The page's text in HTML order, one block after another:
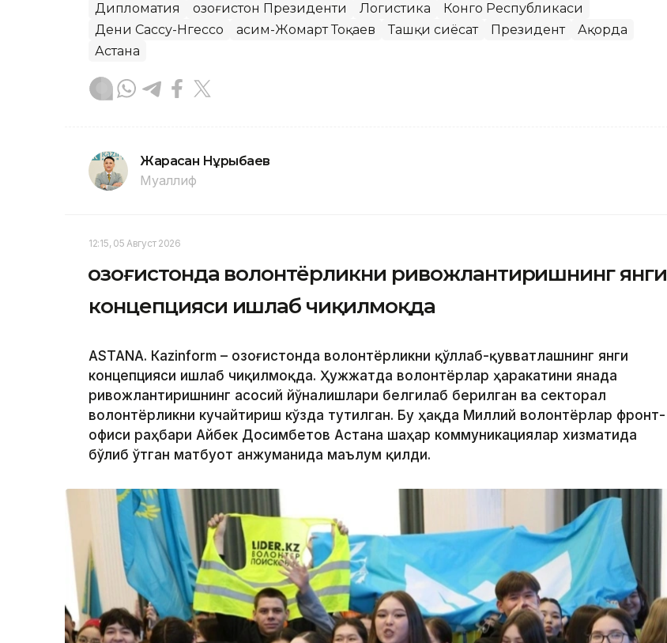
Дипломатия Қозоғистон Президенти Логистика
Конго Республикаси
Дени Сассу-Нгессо
Қасим-Жомарт Тоқаев Ташқи сиёсат Президент
Ақорда
Астана
Жарасқан Нұрыбаев
Муаллиф
12:15, 05 Август 2026
Қозоғистонда волонтёрликни ривожлантиришнинг янги
концепцияси ишлаб чиқилмоқда
ASTANА. Кazinform – Қозоғистонда волонтёрликни қўллаб-қувватлашнинг янги
концепцияси ишлаб чиқилмоқда. Ҳужжатда волонтёрлар ҳаракатини янада
ривожлантиришнинг асосий йўналишлари белгилаб берилган ва секторал
волонтёрликни кучайтириш кўзда тутилган. Бу ҳақда Миллий волонтёрлар фронт-
офиси раҳбари Айбек Досимбетов Астана шаҳар коммуникациялар хизматида
бўлиб ўтган матбуот анжуманида маълум қилди.